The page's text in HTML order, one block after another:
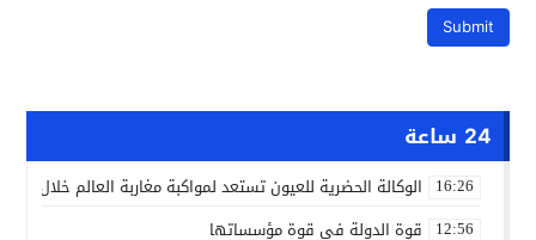
24 ساعة
16:26 الوكالة الحضرية للعيون تستعد لمواكبة مغاربة العالم خلال
12:56 قوة الدولة في قوة مؤسساتها